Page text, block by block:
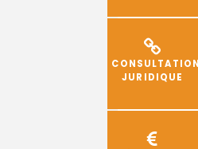
JURIDIQUE